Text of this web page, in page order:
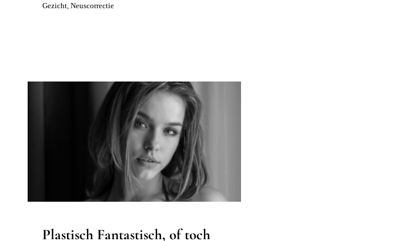
Gezicht, Neuscorrectie
Plastisch Fantastisch, of toch niet?
Geen onderdeel van een categorie
Plastisch Fantastisch, of toch